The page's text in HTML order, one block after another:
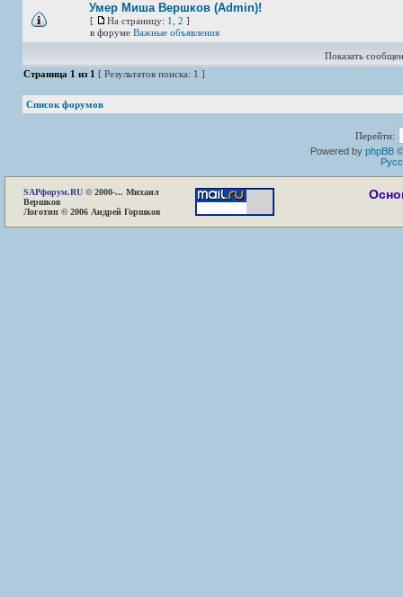
Умер Миша Вершков (Admin)!
[ На страницу: 1 2 ]
в форуме Важные объявления
Показать
Страница 1 из 1 [ Результатов поиска: 1 ]
Список форумов
Перейти:
Powered by phpBB
SAPфорум.RU © 2000-... Михаил
Вершков
Логотип © 2006 Андрей Горшков